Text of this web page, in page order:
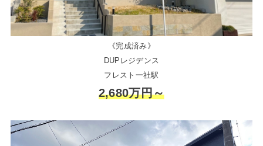
《完成済み》
DUPレジデンス
フレスト一社駅
2,680万円～